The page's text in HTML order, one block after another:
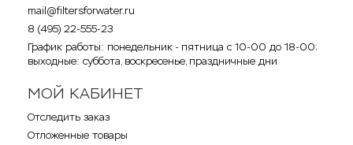
mail@filtersforwater.ru
8 (495) 22-555-23
График работы: понедельник - пятница с 10-00 до 18-00;
выходные: суббота, воскресенье, праздничные дни
МОЙ КАБИНЕТ
Отследить заказ
Отложенные товары